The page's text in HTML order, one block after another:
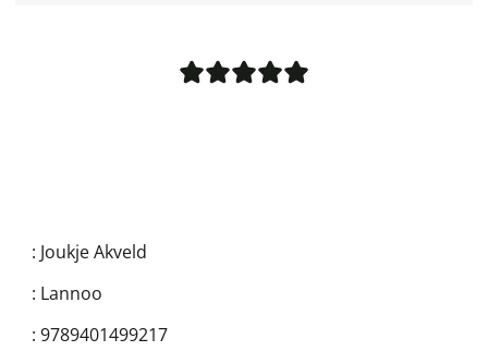
: Joukje Akveld
: Lannoo
: 9789401499217